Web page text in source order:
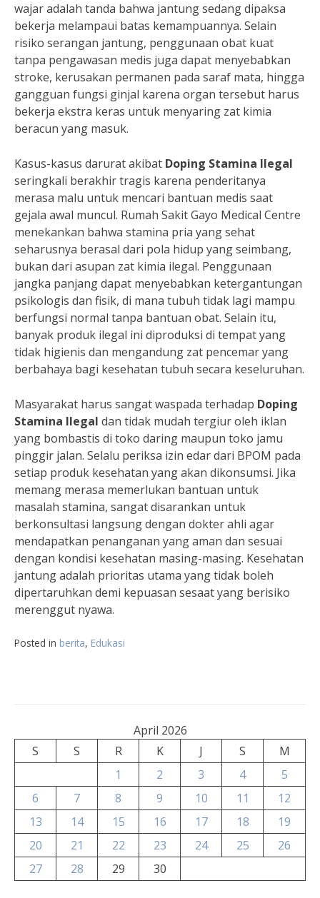
wajar adalah tanda bahwa jantung sedang dipaksa
bekerja melampaui batas kemampuannya. Selain
risiko serangan jantung, penggunaan obat kuat
tanpa pengawasan medis juga dapat menyebabkan
stroke, kerusakan permanen pada saraf mata, hingga
gangguan fungsi ginjal karena organ tersebut harus
bekerja ekstra keras untuk menyaring zat kimia
beracun yang masuk.
Kasus-kasus darurat akibat Doping Stamina Ilegal
seringkali berakhir tragis karena penderitanya
merasa malu untuk mencari bantuan medis saat
gejala awal muncul. Rumah Sakit Gayo Medical Centre
menekankan bahwa stamina pria yang sehat
seharusnya berasal dari pola hidup yang seimbang,
bukan dari asupan zat kimia ilegal. Penggunaan
jangka panjang dapat menyebabkan ketergantungan
psikologis dan fisik, di mana tubuh tidak lagi mampu
berfungsi normal tanpa bantuan obat. Selain itu,
banyak produk ilegal ini diproduksi di tempat yang
tidak higienis dan mengandung zat pencemar yang
berbahaya bagi kesehatan tubuh secara keseluruhan.
Masyarakat harus sangat waspada terhadap Doping
Stamina Ilegal dan tidak mudah tergiur oleh iklan
yang bombastis di toko daring maupun toko jamu
pinggir jalan. Selalu periksa izin edar dari BPOM pada
setiap produk kesehatan yang akan dikonsumsi. Jika
memang merasa memerlukan bantuan untuk
masalah stamina, sangat disarankan untuk
berkonsultasi langsung dengan dokter ahli agar
mendapatkan penanganan yang aman dan sesuai
dengan kondisi kesehatan masing-masing. Kesehatan
jantung adalah prioritas utama yang tidak boleh
dipertaruhkan demi kepuasan sesaat yang berisiko
merenggut nyawa.
Posted in berita, Edukasi
April 2026
S
S R K J S
M
1
2 3 4
5
6
7 8 9 10 11
12
13
14 15 16 17 18
19
20
21 22 23 24 25
26
27
28 29 30